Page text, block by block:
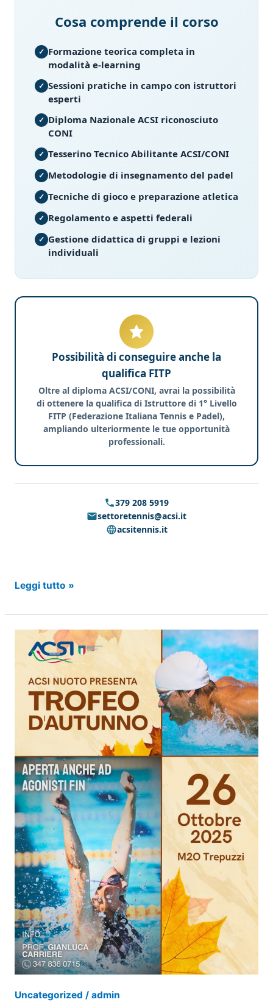
Cosa comprende il corso
Formazione teorica completa in
modalità e-learning
Sessioni pratiche in campo con istruttori
esperti
Diploma Nazionale ACSI riconosciuto
CONI
Tesserino Tecnico Abilitante ACSI/CONI
Metodologie di insegnamento del padel
Tecniche di gioco e preparazione atletica
Regolamento e aspetti federali
Gestione didattica di gruppi e lezioni
individuali
Possibilità di conseguire anche la
qualifica FITP
Oltre al diploma ACSI/CONI, avrai la possibilità
di ottenere la qualifica di Istruttore di 1° Livello
FITP (Federazione Italiana Tennis e Padel),
ampliando ulteriormente le tue opportunità
professionali.
379 208 5919
settoretennis@acsi.it
acsitennis.it
CORSO
NAZIONALE
PADEL
Leggi tutto »
Uncategorized / admin